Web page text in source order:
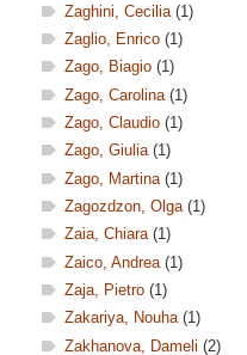
Zaghini, Cecilia(1)
Zaglio, Enrico(1)
Zago, Biagio(1)
Zago, Carolina(1)
Zago, Claudio(1)
Zago, Giulia(1)
Zago, Martina(1)
Zagozdzon, Olga(1)
Zaia, Chiara(1)
Zaico, Andrea(1)
Zaja, Pietro(1)
Zakariya, Nouha(1)
Zakhanova, Dameli (2)